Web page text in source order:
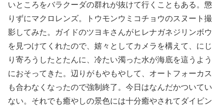
いところをバラクーダの群れが抜けて行くこともある。懲
りずにマクロレンズ。トウモンウミコチョウのスヌート撮
影してみた。ガイドのツヨキさんがヒレナガネジリンボウ
を見つけてくれたので、嬉々としてカメラを構えて、にじ
り寄ろうしたとたんに、冷たい濁った水が海底を這うよう
におそってきた。辺りがもやもやして、オートフォーカス
も合わなくなったので強制終了。今日はなんだかついてい
ない。それでも癒やしの景色には十分癒やされてダイビン